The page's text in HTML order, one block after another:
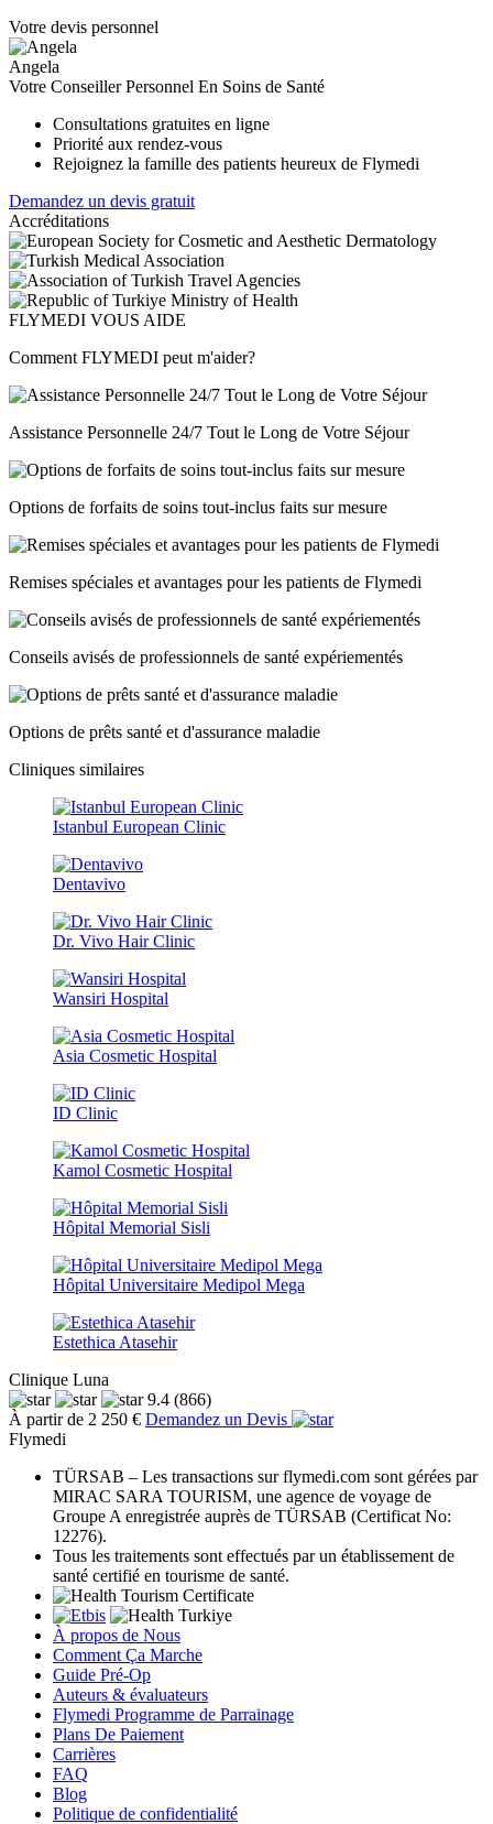
Votre devis personnel
Angela
Votre Conseiller Personnel En Soins de Santé
Consultations gratuites en ligne
Priorité aux rendez-vous
Rejoignez la famille des patients heureux de Flymedi
Demandez un devis gratuit
Accréditations
FLYMEDI VOUS AIDE
Comment FLYMEDI peut m'aider?
Assistance Personnelle 24/7 Tout le Long de Votre Séjour
Options de forfaits de soins tout-inclus faits sur mesure
Remises spéciales et avantages pour les patients de Flymedi
Conseils avisés de professionnels de santé expériementés
Options de prêts santé et d'assurance maladie
Cliniques similaires
Istanbul European Clinic
Dentavivo
Dr. Vivo Hair Clinic
Wansiri Hospital
Asia Cosmetic Hospital
ID Clinic
Kamol Cosmetic Hospital
Hôpital Memorial Sisli
Hôpital Universitaire Medipol Mega
Estethica Atasehir
Clinique Luna
9.4 (866)
À partir de 2 250 € Demandez un Devis
Flymedi
TÜRSAB – Les transactions sur flymedi.com sont gérées par
MIRAC SARA TOURISM, une agence de voyage de
Groupe A enregistrée auprès de TÜRSAB (Certificat No:
12276).
Tous les traitements sont effectués par un établissement de
santé certifié en tourisme de santé.
À propos de Nous
Comment Ça Marche
Guide Pré-Op
Auteurs & évaluateurs
Flymedi Programme de Parrainage
Plans De Paiement
Carrières
FAQ
Blog
Politique de confidentialité